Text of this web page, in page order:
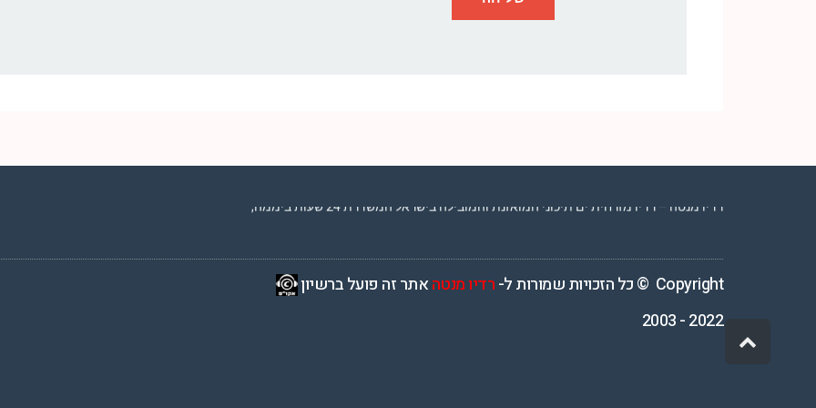
Copyright © כל הזכויות שמורות ל- רדיו מנטהאתר זה פועל ברשיון
2022 - 2003